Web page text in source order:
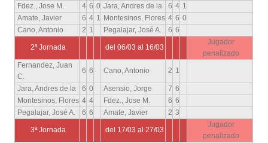
Fdez., Jose M. 4 6 0 Jara, Andres de la 6 4 1
Amate, Javier
6 4 1 Montesinos, Flores 4 6 0
Cano, Antonio
2 1 Pegalajar, José A. 6 6
2ª Jornada del 06/03 al 16/03
Jugador
penalizado
Fernandez, Juan
C.
6 6 Cano, Antonio 2 1
Jara, Andres de la 6 0 Asensio, Jorge 7 6
Montesinos, Flores 4 4 Fdez., Jose M. 6 6
Pegalajar, José A.
6 6 Amate, Javier 2 3
3ª Jornada del 17/03 al 27/03
Jugador
penalizado